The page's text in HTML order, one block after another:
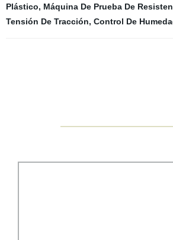
Plástico, Máquina De Prueba De
Tensión De Tracción, Control De